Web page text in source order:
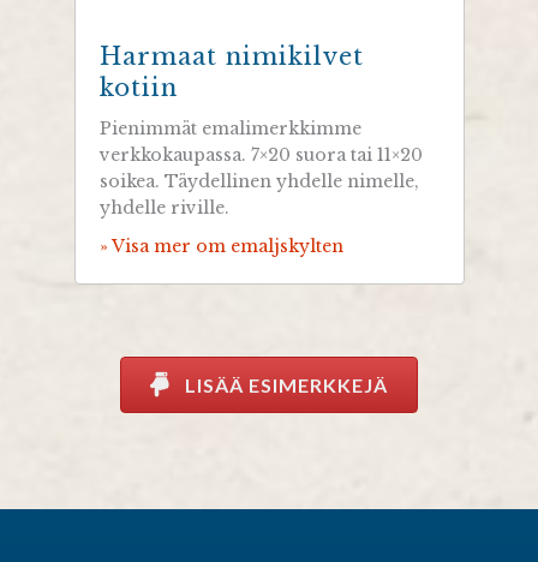
Harmaat nimikilvet
kotiin
Pienimmät emalimerkkimme
verkkokaupassa. 7×20 suora tai 11×20
soikea. Täydellinen yhdelle nimelle,
yhdelle riville.
» Visa mer om emaljskylten
LISÄÄ ESIMERKKEJÄ